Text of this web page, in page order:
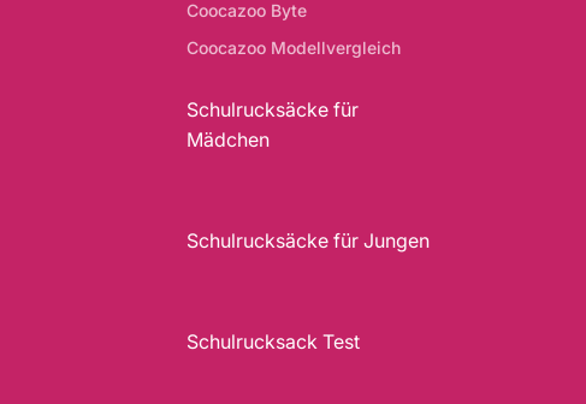
Coocazoo Byte
Coocazoo Modellvergleich
Schulrucksäcke für
Mädchen
Schulrucksäcke für Jungen
Schulrucksack Test